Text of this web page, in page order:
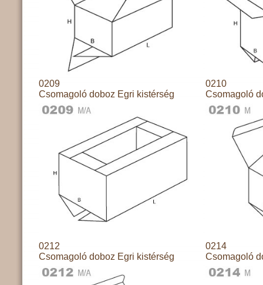
0209
Csomagoló doboz Egri kistérség
0210
Csomagoló
0212
Csomagoló doboz Egri kistérség
0214
Csomagoló